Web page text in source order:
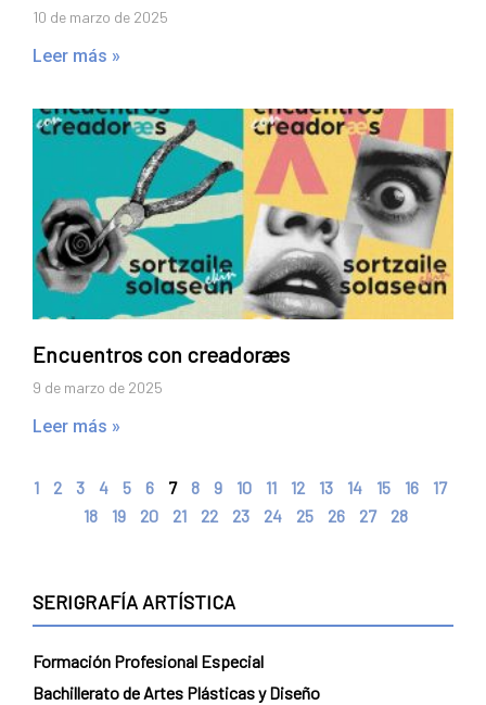
10 de marzo de 2025
Leer más »
Encuentros con creadoræs
9 de marzo de 2025
Leer más »
1 2 3 4 5 6 7 8 9 10 11 12 13 14 15 16
17
18
19 20 21 22 23 24 25 26 27 28
SERIGRAFÍA ARTÍSTICA
Formación Profesional Especial
Bachillerato de Artes Plásticas y Diseño